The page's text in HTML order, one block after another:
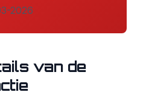
2026
van de